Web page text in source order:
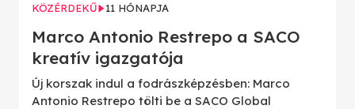
KÖZÉRDEKŰ 11 HÓNAPJA
Marco Antonio Restrepo a SACO
kreatív igazgatója
Új korszak indul a fodrászképzésben: Marco
Antonio Restrepo tölti be a SACO Global